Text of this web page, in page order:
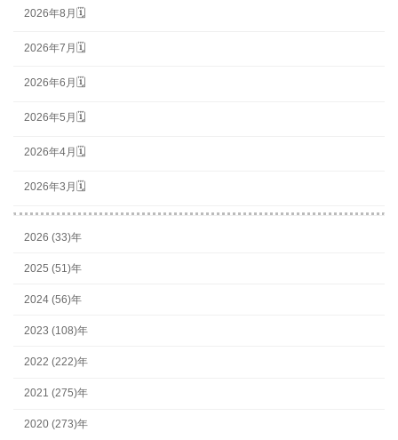
2026年8月🗓
2026年7月🗓
2026年6月🗓
2026年5月🗓
2026年4月🗓
2026年3月🗓
2026 (33)年
2025 (51)年
2024 (56)年
2023 (108)年
2022 (222)年
2021 (275)年
2020 (273)年